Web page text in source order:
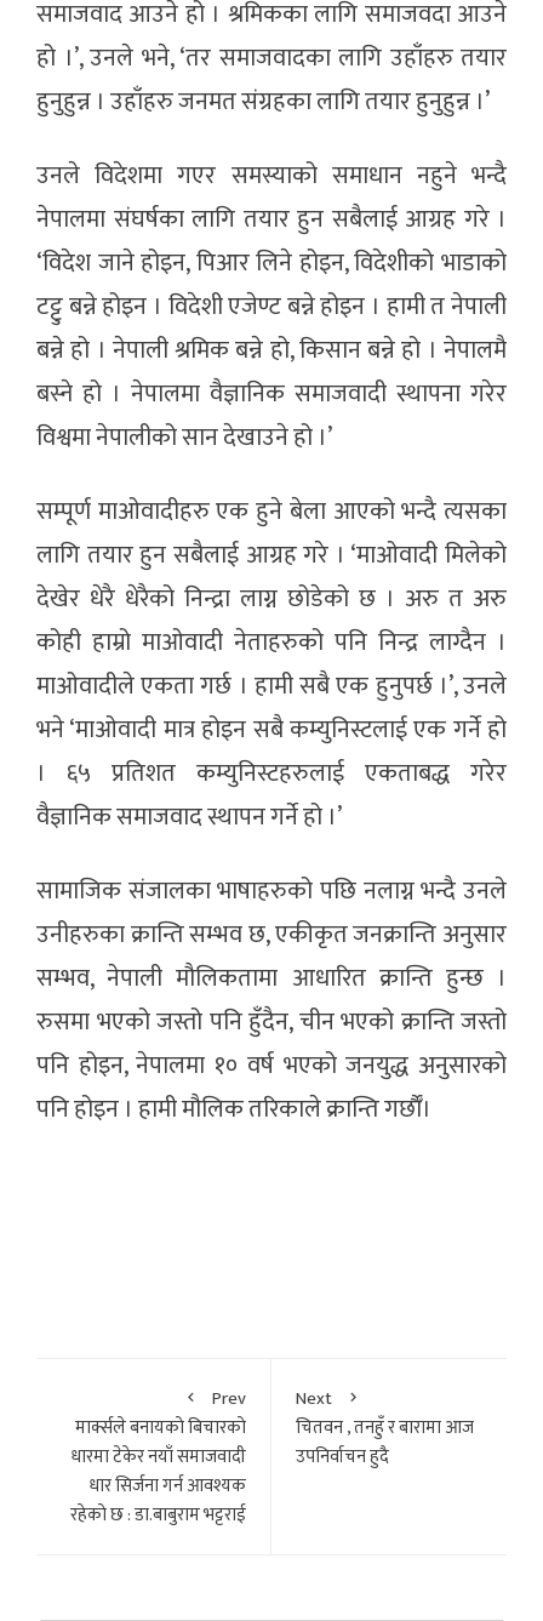
समाजवाद आउने हो । श्रमिकका लागि समाजवदा आउने
हो ।’, उनले भने, ‘तर समाजवादका लागि उहाँहरु तयार
हुनुहुन्न । उहाँहरु जनमत संग्रहका लागि तयार हुनुहुन्न ।’
उनले विदेशमा गएर समस्याको समाधान नहुने भन्दै
नेपालमा संघर्षका लागि तयार हुन सबैलाई आग्रह गरे ।
‘विदेश जाने होइन, पिआर लिने होइन, विदेशीको भाडाको
टट्टु बन्ने होइन । विदेशी एजेण्ट बन्ने होइन । हामी त नेपाली
बन्ने हो । नेपाली श्रमिक बन्ने हो, किसान बन्ने हो । नेपालमै
बस्ने हो । नेपालमा वैज्ञानिक समाजवादी स्थापना गरेर
विश्वमा नेपालीको सान देखाउने हो ।’
सम्पूर्ण माओवादीहरु एक हुने बेला आएको भन्दै त्यसका
लागि तयार हुन सबैलाई आग्रह गरे । ‘माओवादी मिलेको
देखेर धेरै धेरैको निन्द्रा लाग्न छोडेको छ । अरु त अरु
कोही हाम्रो माओवादी नेताहरुको पनि निन्द्र लाग्दैन ।
माओवादीले एकता गर्छ । हामी सबै एक हुनुपर्छ ।’, उनले
भने ‘माओवादी मात्र होइन सबै कम्युनिस्टलाई एक गर्ने हो
। ६५ प्रतिशत कम्युनिस्टहरुलाई एकताबद्ध गरेर
वैज्ञानिक समाजवाद स्थापन गर्ने हो ।’
सामाजिक संजालका भाषाहरुको पछि नलाग्न भन्दै उनले
उनीहरुका क्रान्ति सम्भव छ, एकीकृत जनक्रान्ति अनुसार
सम्भव, नेपाली मौलिकतामा आधारित क्रान्ति हुन्छ ।
रुसमा भएको जस्तो पनि हुँदैन, चीन भएको क्रान्ति जस्तो
पनि होइन, नेपालमा १० वर्ष भएको जनयुद्ध अनुसारको
पनि होइन । हामी मौलिक तरिकाले क्रान्ति गर्छाैँ।
Prev
मार्क्सले बनायकाे बिचारकाे
धारमा टेकेर नयाँ समाजवादी
धार सिर्जना गर्न आवश्यक
रहेकाे छ : डा.बाबुराम भट्टराई
Next
चितवन , तनहुँ र बारामा आज
उपनिर्वाचन हुदै